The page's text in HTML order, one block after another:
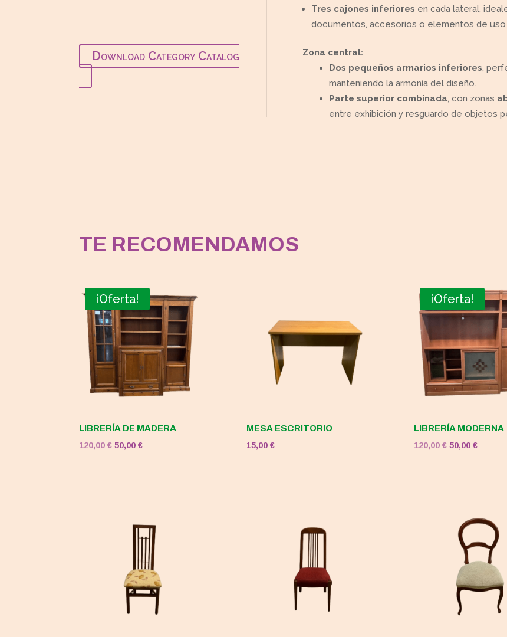
Download Category Catalog
Tres cajones inferiores en cada lateral,
documentos, accesorios o elementos de uso
Zona central:
Dos pequeños armarios inferiores,
manteniendo la armonía del diseño.
Parte superior combinada, con zonas
entre exhibición y resguardo de objetos
TE RECOMENDAMOS
¡Oferta!
LIBRERÍA DE MADERA
120,00€ El
50,00€El
MESA ESCRITORIO
15,00 €
¡Oferta!
LIBRERÍA MODERNA
120,00€ El
50,00 €El